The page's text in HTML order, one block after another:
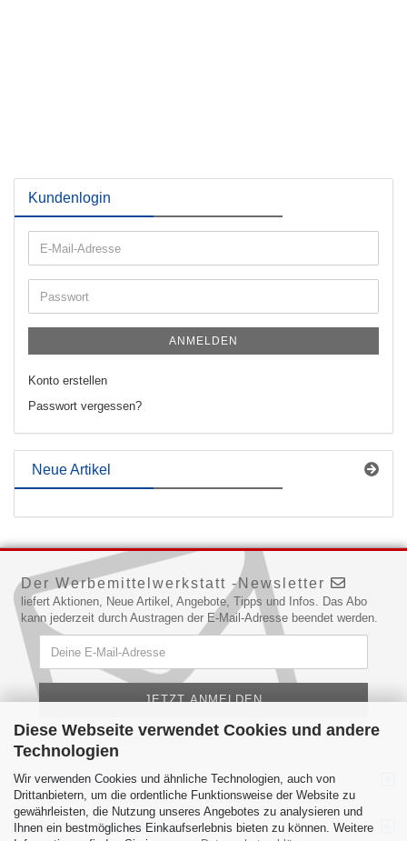
Diese Webseite verwendet Cookies und andere
Technologien
Wir verwenden Cookies und ähnliche Technologien, auch von
Drittanbietern, um die ordentliche Funktionsweise der Website zu
gewährleisten, die Nutzung unseres Angebotes zu analysieren und
Ihnen ein bestmögliches Einkaufserlebnis bieten zu können. Weitere
Kundenlogin
E-
Mail-
Adresse
Passwort
ANMELDEN
Konto erstellen
Passwort vergessen?
Neue Artikel
Der Werbemittelwerkstatt -Newsletter
liefert Aktionen, Neue Artikel, Angebote, Tipps und Infos. Das Abo
kann jederzeit durch Austragen der E-Mail-Adresse beendet werden.
Informationen
werbemittelwerkstatt